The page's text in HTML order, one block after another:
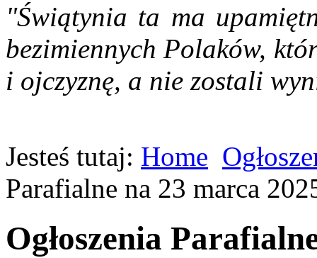
"Świątynia ta ma
bezimiennych Polaków,
i ojczyznę, a nie zostali
Jesteś tutaj: Home
Parafialne na 23 marca
Ogłoszenia